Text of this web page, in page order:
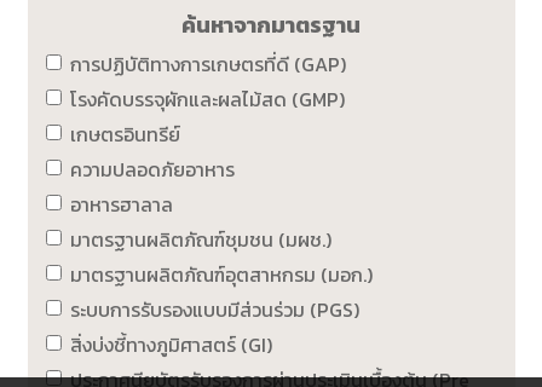
ค้นหาจากมาตรฐาน
การปฏิบัติทางการเกษตรที่ดี (GAP)
โรงคัดบรรจุผักและผลไม้สด (GMP)
เกษตรอินทรีย์
ความปลอดภัยอาหาร
อาหารฮาลาล
มาตรฐานผลิตภัณฑ์ชุมชน (มผช.)
มาตรฐานผลิตภัณฑ์อุตสาหกรม (มอก.)
ระบบการรับรองแบบมีส่วนร่วม (PGS)
สิ่งบ่งชี้ทางภูมิศาสตร์ (GI)
ประกาศนียบัตรรับรองการผ่านประเมินเบื้องต้น (Pre